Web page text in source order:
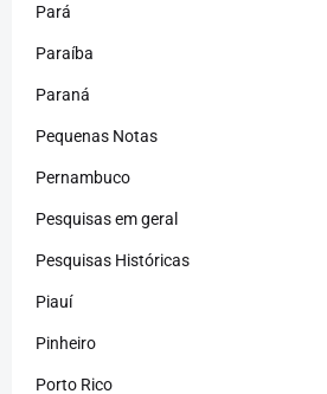
Pará
Paraíba
Paraná
Pequenas Notas
Pernambuco
Pesquisas em geral
Pesquisas Históricas
Piauí
Pinheiro
Porto Rico